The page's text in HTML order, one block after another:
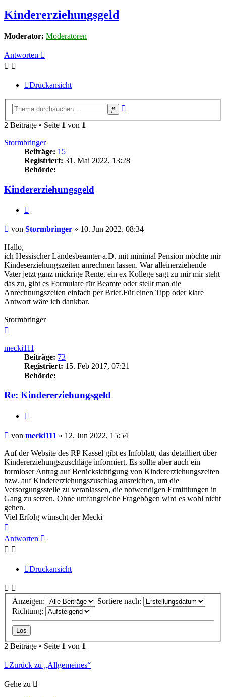
Kindererziehungsgeld
Moderator: Moderatoren
Antworten
Druckansicht
Suche
2 Beiträge • Seite 1 von 1
Stormbringer
Beiträge: 15
Registriert: 31. Mai 2022, 13:28
Behörde:
Kindererziehungsgeld
Beitrag
von Stormbringer » 10. Jun 2022, 08:34
Hallo,
ich Hessischer Landesbeamter a.D. mit minimal Pension möchte mir
Kindeserziehungszeiten anrechnen lassen. War alleinerziehende
Vater jetzt ganz mickrige Rente, ein ex Kollege sagt zu mir mir steht
das zu, gibt es Formulare für Beamte oder stellt man die
Anrechnungszeiten einfach per Brief.Für einen Tipp oder klare
Antwort wäre ich dankbar.
Stormbringer
mecki111
Beiträge: 73
Registriert: 15. Feb 2017, 07:21
Behörde:
Re: Kindererziehungsgeld
Beitrag
von mecki111 » 12. Jun 2022, 15:54
Auf der Website des RP Kassel gibt es Infoblatt, das detailliert über
Kindererziehungszuschläge informiert. Es sollte aber auch ein
formloser Antrag auf Berücksichtigung von Kindererziehungszeiten
bzw. auf Kindererziehungszuschlag ausreichen, um die
Versorgungsstelle zu veranlassen, die notwendigen Ermittlungen in
Gang zu setzen. Ohne umfangreiche Fragebögen wird es wohl nicht
gehen.
Viel Erfolg wünscht der Mecki
oben
Antworten
Druckansicht
Anzeigen:
Sortiere nach:
Richtung:
2 Beiträge • Seite 1 von 1
Zurück zu „Allgemeines“
Gehe zu